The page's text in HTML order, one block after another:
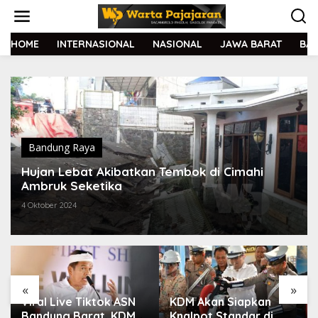
t
HOME INTERNASIONAL NASIONAL JAWA BARAT
Bandung Raya
Hujan Lebat Akibatkan Tembok di Cimahi
Ambruk Seketika
4 Oktober 2024
« »
Viral Live Tiktok ASN
KDM Akan Siapkan